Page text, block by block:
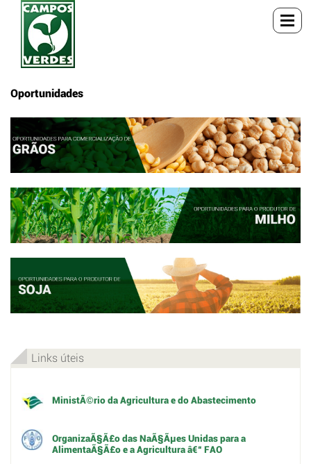
Oportunidades
Links úteis
MinistÃ©rio da Agricultura e do Abastecimento
OrganizaÃ§Ã£o das NaÃ§Ãµes Unidas para a
AlimentaÃ§Ã£o e a Agricultura â€“ FAO